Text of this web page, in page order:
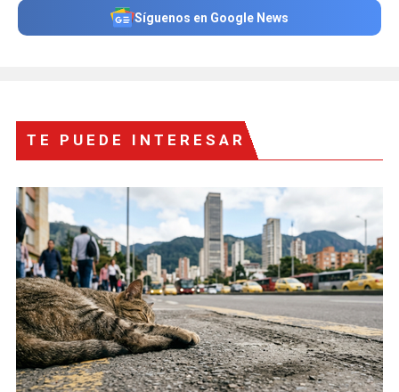
Síguenos en Google News
TE PUEDE INTERESAR